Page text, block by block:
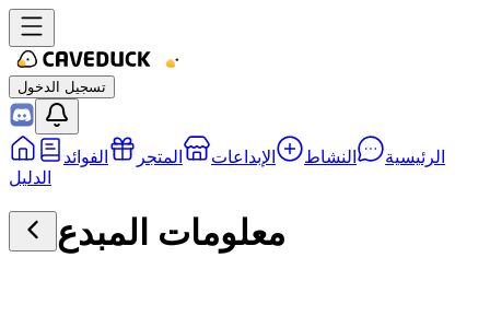
تسجيل الدخول
الرئيسية النشاط الإبداعات المتجر
الفوائد
الدليل
معلومات المبدع